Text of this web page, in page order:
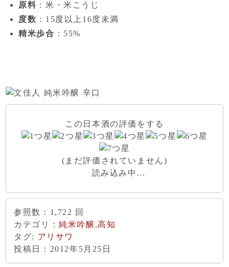
原料 ：米・米こうじ
度数 ：15度以上16度未満
精米歩合 ：55%
この日本酒の評価をする
(まだ評価されていません)
読み込み中...
参照数：1,722 回
カテゴリ：純米吟醸 ,高知
タグ: アリサワ
投稿日： 2012年5月25日